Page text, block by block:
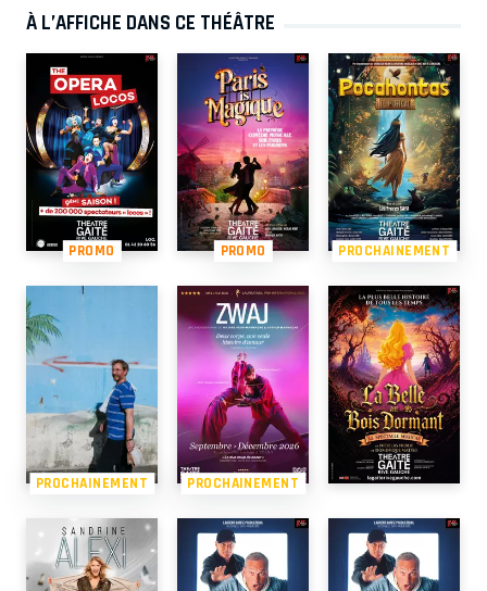
À L’AFFICHE DANS CE THÉÂTRE
PROMO PROMO PROCHAINEMENT
PROCHAINEMENT PROCHAINEMENT